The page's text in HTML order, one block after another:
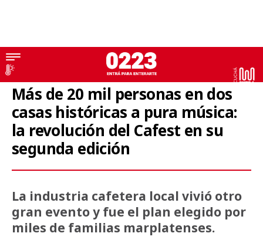
CaFest
Más de 20 mil personas en dos
casas históricas a pura música:
la revolución del Cafest en su
segunda edición
La industria cafetera local vivió otro
gran evento y fue el plan elegido por
miles de familias marplatenses.